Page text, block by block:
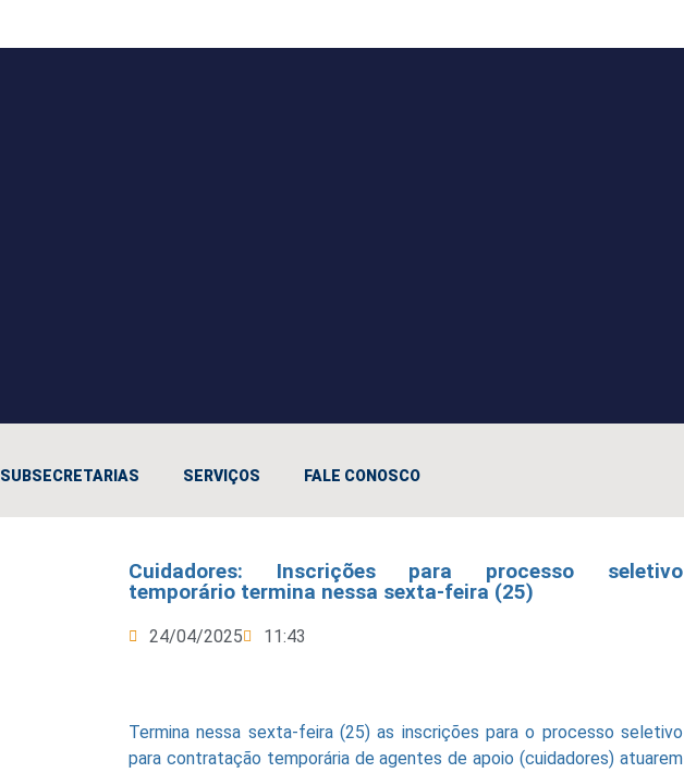
SUBSECRETARIAS SERVIÇOS FALE CONOSCO
Cuidadores: Inscrições para processo seletivo
temporário termina nessa sexta-feira (25)
24/04/2025 11:43
Termina nessa sexta-feira (25) as inscrições para o processo seletivo
para contratação temporária de agentes de apoio (cuidadores) atuarem